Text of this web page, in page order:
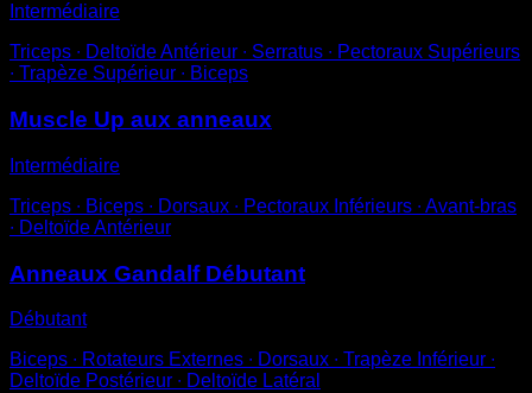
Intermédiaire
Triceps ∙ Deltoïde Antérieur ∙ Serratus ∙ Pectoraux Supérieurs
∙ Trapèze Supérieur ∙ Biceps
Muscle Up aux anneaux
Intermédiaire
Triceps ∙ Biceps ∙ Dorsaux ∙ Pectoraux Inférieurs ∙ Avant-bras
∙ Deltoïde Antérieur
Anneaux Gandalf Débutant
Débutant
Biceps ∙ Rotateurs Externes ∙ Dorsaux ∙ Trapèze Inférieur ∙
Deltoïde Postérieur ∙ Deltoïde Latéral